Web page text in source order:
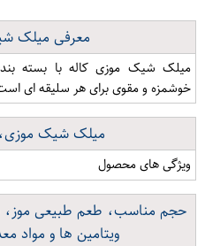
معرفی میلک
خوشمزه و مقوی برای هر سلیقه ای
میلک شیک
ویژگی های محصول
حجم مناسب، طعم طبیعی موز،
ویتامین ها و مواد